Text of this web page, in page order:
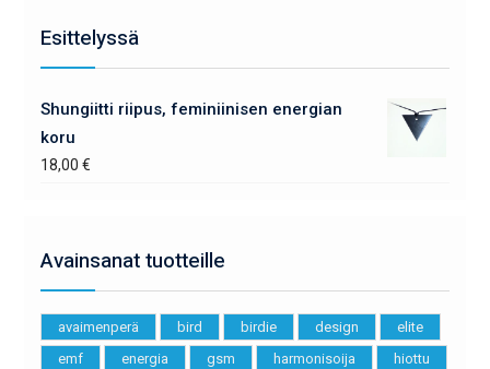
Esittelyssä
Shungiitti riipus, feminiinisen energian
koru
18,00 €
Avainsanat tuotteille
avaimenperä bird birdie design
elite
emf
energia gsm harmonisoija
hiottu